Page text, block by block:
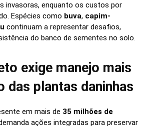
invasoras, enquanto os custos por
Espécies como buva, capim-
continuam a representar desafios,
do banco de sementes no solo.
exige manejo mais
das plantas daninhas
em mais de 35 milhões de
ações integradas para preservar